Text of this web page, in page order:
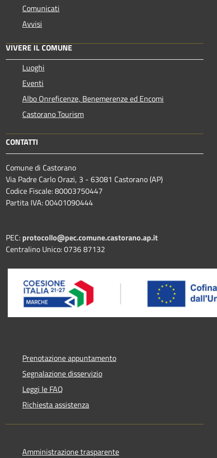
Comunicati
Avvisi
VIVERE IL COMUNE
Luoghi
Eventi
Albo Onreficenze, Benemerenze ed Encomi
Castorano Tourism
CONTATTI
Comune di Castorano
Via Padre Carlo Orazi, 3 - 63081 Castorano (AP)
Codice Fiscale: 80003750447
Partita IVA: 00401090444
PEC: protocollo@pec.comune.castorano.ap.it
Centralino Unico: 0736 87132
Prenotazione appuntamento
Segnalazione disservizio
Leggi le FAQ
Richiesta assistenza
Amministrazione trasparente